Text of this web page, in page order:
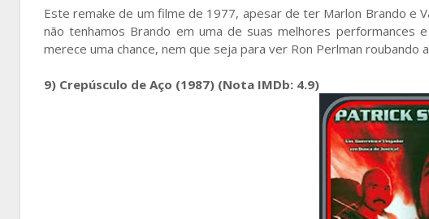
Este remake de um filme de 1977, apesar de ter Marlon Brando e
não tenhamos Brando em uma de suas melhores
merece uma chance, nem que seja para ver Ron Perlman roubando
9) Crepúsculo de Aço (1987) (Nota IMDb: 4.9)